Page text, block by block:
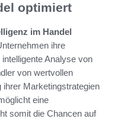
optimiert
im Handel
ihre
Analyse von
von wertvollen
Marketingstrategien
eine
somit die Chancen auf